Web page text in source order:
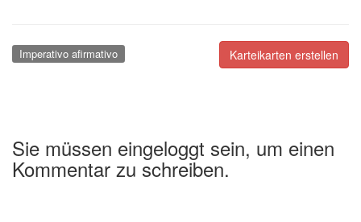
Karteikarten erstellen
Imperativo afirmativo
Sie müssen eingeloggt sein, um einen
Kommentar zu schreiben.